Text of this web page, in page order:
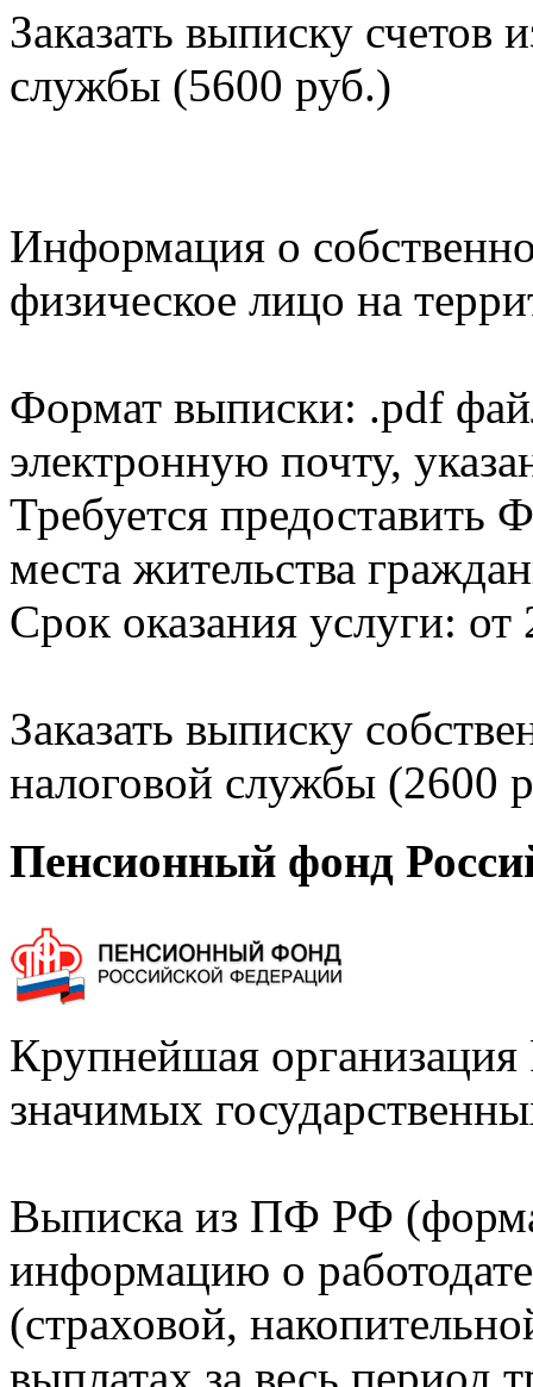
Заказать выписку счетов
службы (5600 руб.)
Информация о
физическое лицо на
Формат выписки: .pdf
электронную почту,
Требуется
места жительства
Срок оказания услуги: от
Заказать выписку
налоговой службы (2600
Пенсионный фонд
Крупнейшая
значимых
Выписка из ПФ РФ
информацию о
(страховой,
выплатах за весь период